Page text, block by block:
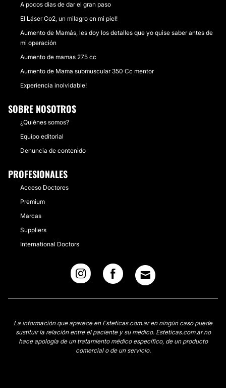
A pocos dias de dar el gran paso
El Láser Co2, un milagro en mi piel!
Aumento de Mamás, les doy los detalles que yo quise saber antes de
mi operación
Aumento de mamas 275 cc
Aumento de Mama submuscular 350 Cc mentor
Experiencia inolvidable!
SOBRE NOSOTROS
¿Quiénes somos?
Equipo editorial
Denuncia de contenido
PROFESIONALES
Acceso Doctores
Premium
Marcas
Suppliers
International Doctors
La información que aparece en Esteticas.com.ar en ningún caso puede
sustituir la relación entre el paciente y su médico. Esteticas.com.ar no
hace apología de un tratamiento médico específico, de un producto
comercial o de un servicio.